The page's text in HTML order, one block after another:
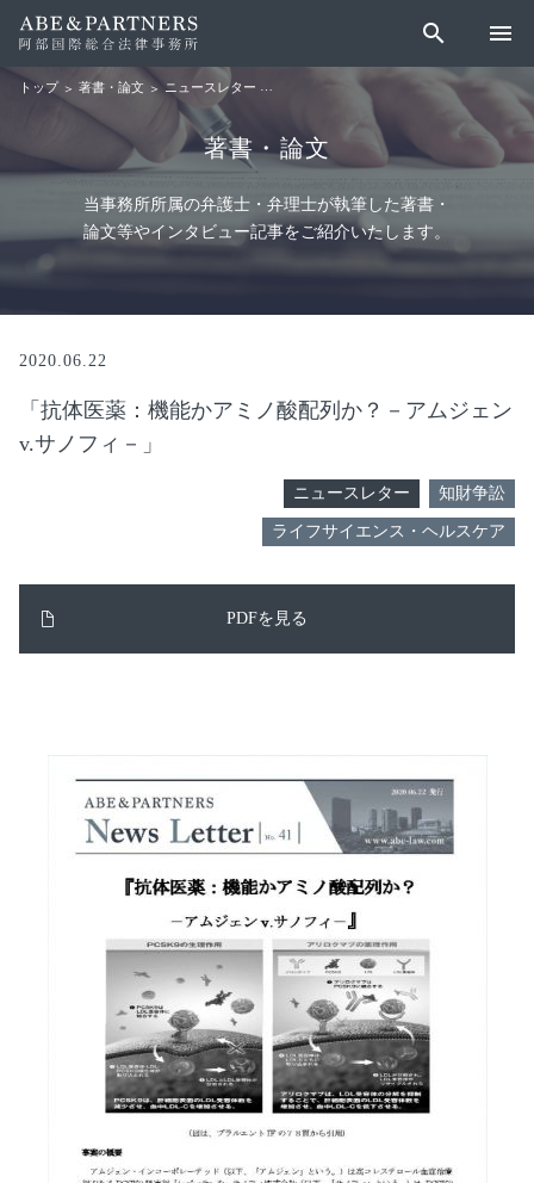
search menu
トップ 著書・論文 ニュースレター 「抗体医薬：機能かアミノ酸配列か？－ア
著書・論文
当事務所所属の弁護士・弁理士が執筆した著書・
論文等やインタビュー記事をご紹介いたします。
2020.06.22
「抗体医薬：機能かアミノ酸配列か？－アムジェン
v.サノフィ－」
ニュースレター 知財争訟
ライフサイエンス・ヘルスケア
PDFを見る